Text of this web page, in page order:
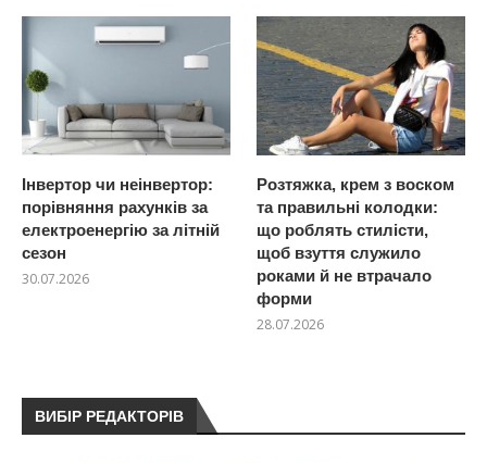
Інвертор чи неінвертор:
порівняння рахунків за
електроенергію за літній
сезон
30.07.2026
Розтяжка, крем з воском
та правильні колодки:
що роблять стилісти,
щоб взуття служило
роками й не втрачало
форми
28.07.2026
ВИБІР РЕДАКТОРІВ